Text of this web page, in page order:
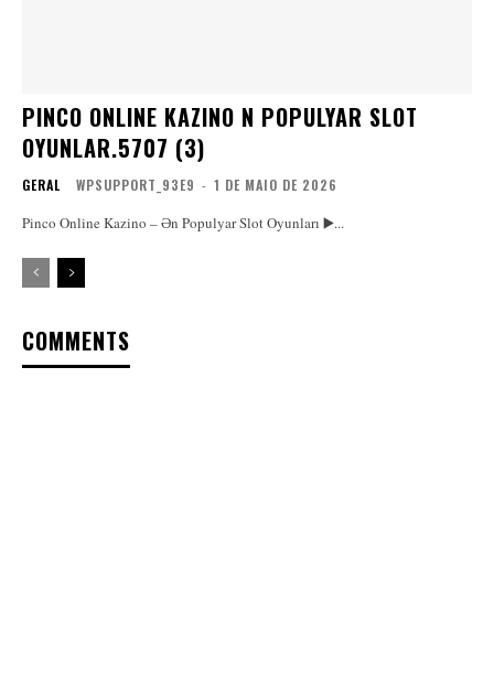
PINCO ONLINE KAZINO N POPULYAR SLOT
OYUNLAR.5707 (3)
GERAL WPSUPPORT_93E9 - 1 DE MAIO DE 2026
Pinco Online Kazino – Ən Populyar Slot Oyunları ▶️...
COMMENTS